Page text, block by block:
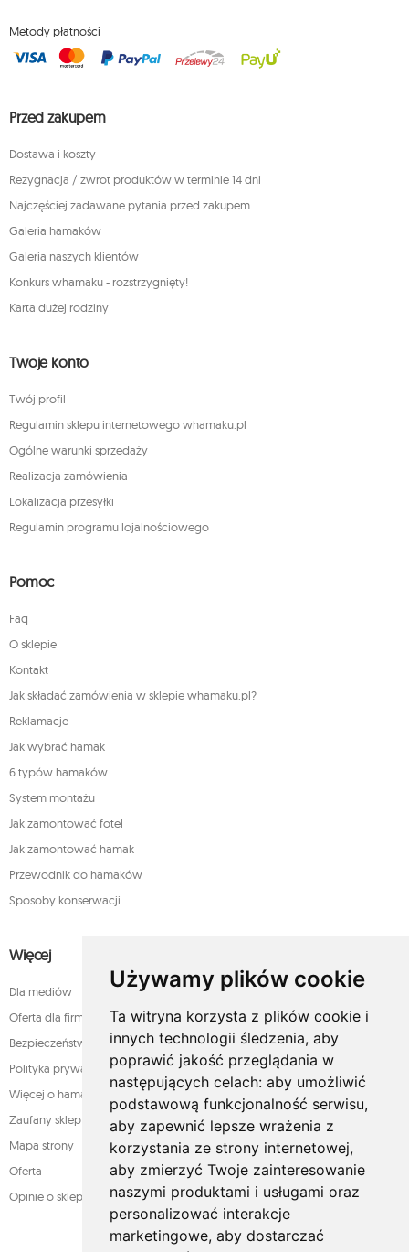
Używamy plików cookie
Ta witryna korzysta z plików cookie i
innych technologii śledzenia, aby
poprawić jakość przeglądania w
następujących celach: aby umożliwić
podstawową funkcjonalność serwisu,
aby zapewnić lepsze wrażenia z
korzystania ze strony internetowej,
aby zmierzyć Twoje zainteresowanie
naszymi produktami i usługami oraz
personalizować interakcje
marketingowe, aby dostarczać
Metody płatności
Przed zakupem
Dostawa i koszty
Rezygnacja / zwrot produktów w terminie 14 dni
Najczęściej zadawane pytania przed zakupem
Galeria hamaków
Galeria naszych klientów
Konkurs whamaku - rozstrzygnięty!
Karta dużej rodziny
Twoje konto
Twój profil
Regulamin sklepu internetowego whamaku.pl
Ogólne warunki sprzedaży
Realizacja zamówienia
Lokalizacja przesyłki
Regulamin programu lojalnościowego
Pomoc
Faq
O sklepie
Kontakt
Jak składać zamówienia w sklepie whamaku.pl?
Reklamacje
Jak wybrać hamak
6 typów hamaków
System montażu
Jak zamontować fotel
Jak zamontować hamak
Przewodnik do hamaków
Sposoby konserwacji
Więcej
Dla mediów
Oferta dla firm
Bezpieczeństwo płatności
Polityka prywatności
Więcej o hamakach
Zaufany sklep
Mapa strony
Oferta
Opinie o sklepie